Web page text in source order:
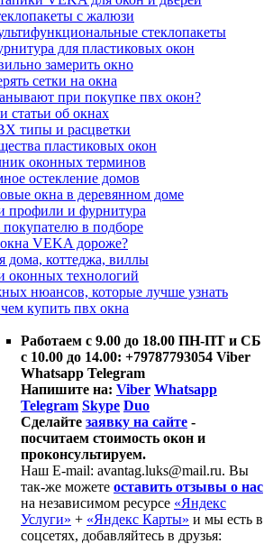
с жалюзи
стеклопакеты
для пластиковых окон
замерить окно
сетки на окна
при покупке пвх окон?
статьи об окнах
типы и расцветки
пластиковых окон
оконных терминов
остекление домов
окна в деревянном доме
профили и фурнитура
в подборе
VEKA дороже?
дома, коттеджа, виллы
оконных технологий
нюансов, которые лучше узнать
купить пвх окна
Работаем с 9.00 до 18.00 ПН-ПТ и СБ
с 10.00 до 14.00: +79787793054 Viber
Whatsapp Telegram
Напишите на: Viber Whatsapp
Telegram Skype Duo
Сделайте заявку на сайте -
посчитаем стоимость окон и
проконсультируем.
Наш E-mail: avantag.luks@mail.ru. Вы
так-же можете оставить отзывы о нас
на независимом ресурсе «Яндекс
Услуги» + «Яндекс Карты» и мы есть в
соцсетях, добавляйтесь в друзья: